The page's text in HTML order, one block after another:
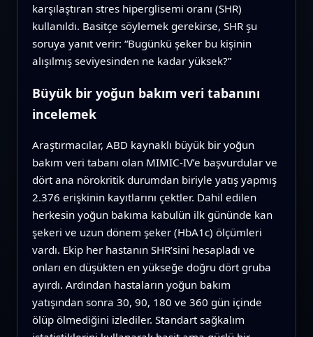
karşılaştıran stres hiperglisemi oranı (SHR)
kullanıldı. Basitçe söylemek gerekirse, SHR şu
soruya yanıt verir: “Bugünkü şeker bu kişinin
alışılmış seviyesinden ne kadar yüksek?”
Büyük bir yoğun bakım veri tabanını
incelemek
Araştırmacılar, ABD kaynaklı büyük bir yoğun
bakım veri tabanı olan MIMIC‑IV’e başvurdular ve
dört ana nörokritik durumdan biriyle yatış yapmış
2.376 erişkinin kayıtlarını çektler. Dahil edilen
herkesin yoğun bakıma kabulün ilk gününde kan
şekeri ve uzun dönem şeker (HbA1c) ölçümleri
vardı. Ekip her hastanın SHR’sini hesapladı ve
onları en düşükten en yükseğe doğru dört gruba
ayırdı. Ardından hastaların yoğun bakım
yatışından sonra 30, 90, 180 ve 360 gün içinde
ölüp ölmediğini izlediler. Standart sağkalım